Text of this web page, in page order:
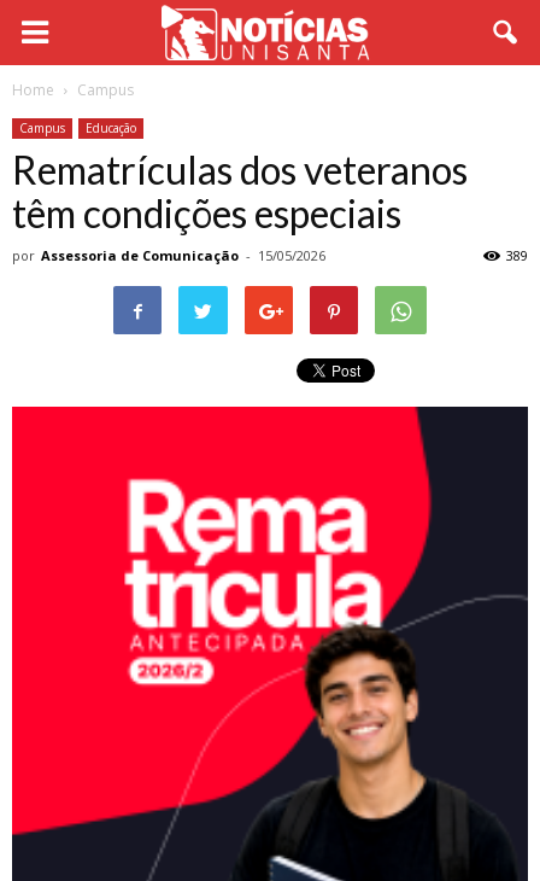
Home Campus
Campus Educação
Rematrículas dos veteranos
têm condições especiais
por Assessoria de Comunicação - 15/05/2026 389